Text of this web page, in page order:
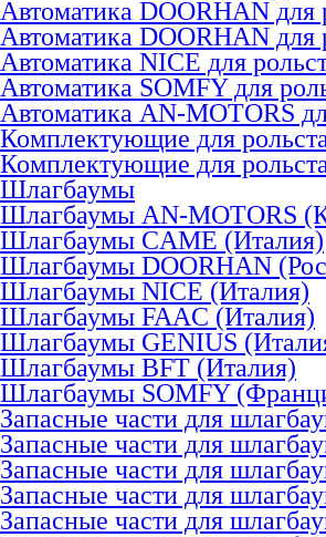
Автоматика DOORHAN для
Автоматика DOORHAN для
Автоматика NICE для
Автоматика SOMFY для
Автоматика AN-MOTORS
Комплектующие для
Комплектующие для
Шлагбаумы
Шлагбаумы AN-MOTORS
Шлагбаумы CAME (Италия)
Шлагбаумы DOORHAN
Шлагбаумы NICE (Италия)
Шлагбаумы FAAC (Италия)
Шлагбаумы GENIUS
Шлагбаумы BFT (Италия)
Шлагбаумы SOMFY
Запасные части для
Запасные части для
Запасные части для
Запасные части для
Запасные части для